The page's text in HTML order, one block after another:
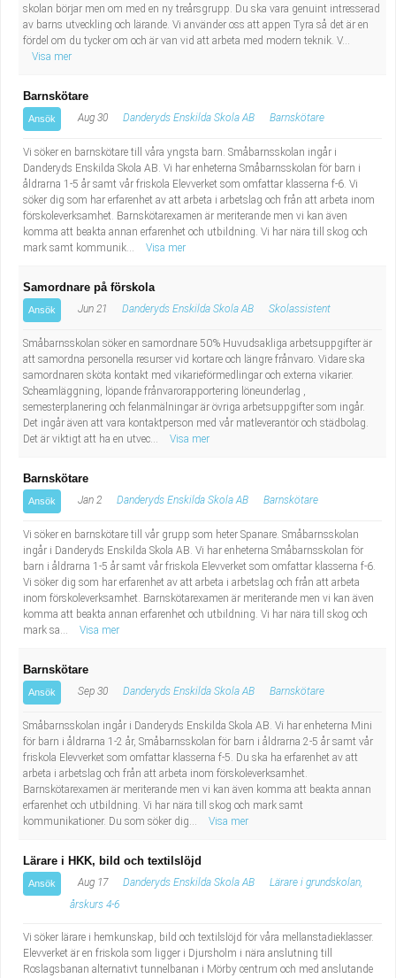
skolan börjar men om med en ny treårsgrupp. Du ska vara genuint intresserad
av barns utveckling och lärande. Vi använder oss att appen Tyra så det är en
fördel om du tycker om och är van vid att arbeta med modern teknik. V...
Visa mer
Barnskötare
Ansök Aug 30 Danderyds Enskilda Skola AB Barnskötare
Vi söker en barnskötare till våra yngsta barn. Småbarnsskolan ingår i
Danderyds Enskilda Skola AB. Vi har enheterna Småbarnsskolan för barn i
åldrarna 1-5 år samt vår friskola Elevverket som omfattar klasserna f-6. Vi
söker dig som har erfarenhet av att arbeta i arbetslag och från att arbeta inom
förskoleverksamhet. Barnskötarexamen är meriterande men vi kan även
komma att beakta annan erfarenhet och utbildning. Vi har nära till skog och
mark samt kommunik...
Visa mer
Samordnare på förskola
Ansök Jun 21 Danderyds Enskilda Skola AB Skolassistent
Småbarnsskolan söker en samordnare 50% Huvudsakliga arbetsuppgifter är
att samordna personella resurser vid kortare och längre frånvaro. Vidare ska
samordnaren sköta kontakt med vikarieförmedlingar och externa vikarier.
Scheamläggning, löpande frånvarorapportering löneunderlag ,
semesterplanering och felanmälningar är övriga arbetsuppgifter som ingår.
Det ingår även att vara kontaktperson med vår matleverantör och städbolag.
Det är viktigt att ha en utvec...
Visa mer
Barnskötare
Ansök Jan 2 Danderyds Enskilda Skola AB Barnskötare
Vi söker en barnskötare till vår grupp som heter Spanare. Småbarnsskolan
ingår i Danderyds Enskilda Skola AB. Vi har enheterna Småbarnsskolan för
barn i åldrarna 1-5 år samt vår friskola Elevverket som omfattar klasserna f-6.
Vi söker dig som har erfarenhet av att arbeta i arbetslag och från att arbeta
inom förskoleverksamhet. Barnskötarexamen är meriterande men vi kan även
komma att beakta annan erfarenhet och utbildning. Vi har nära till skog och
mark sa...
Visa mer
Barnskötare
Ansök Sep 30 Danderyds Enskilda Skola AB Barnskötare
Småbarnsskolan ingår i Danderyds Enskilda Skola AB. Vi har enheterna Mini
för barn i åldrarna 1-2 år, Småbarnsskolan för barn i åldrarna 2-5 år samt vår
friskola Elevverket som omfattar klasserna f-5. Du ska ha erfarenhet av att
arbeta i arbetslag och från att arbeta inom förskoleverksamhet.
Barnskötarexamen är meriterande men vi kan även komma att beakta annan
erfarenhet och utbildning. Vi har nära till skog och mark samt
kommunikationer. Du som söker dig...
Visa mer
Lärare i HKK, bild och textilslöjd
Ansök Aug 17 Danderyds Enskilda Skola AB
Lärare i grundskolan,
årskurs 4-6
Vi söker lärare i hemkunskap, bild och textilslöjd för våra mellanstadieklasser.
Elevverket är en friskola som ligger i Djursholm i nära anslutning till
Roslagsbanan alternativt tunnelbanan i Mörby centrum och med anslutande